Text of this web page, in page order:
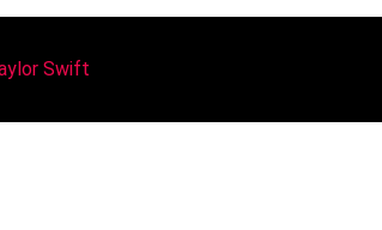
Swift